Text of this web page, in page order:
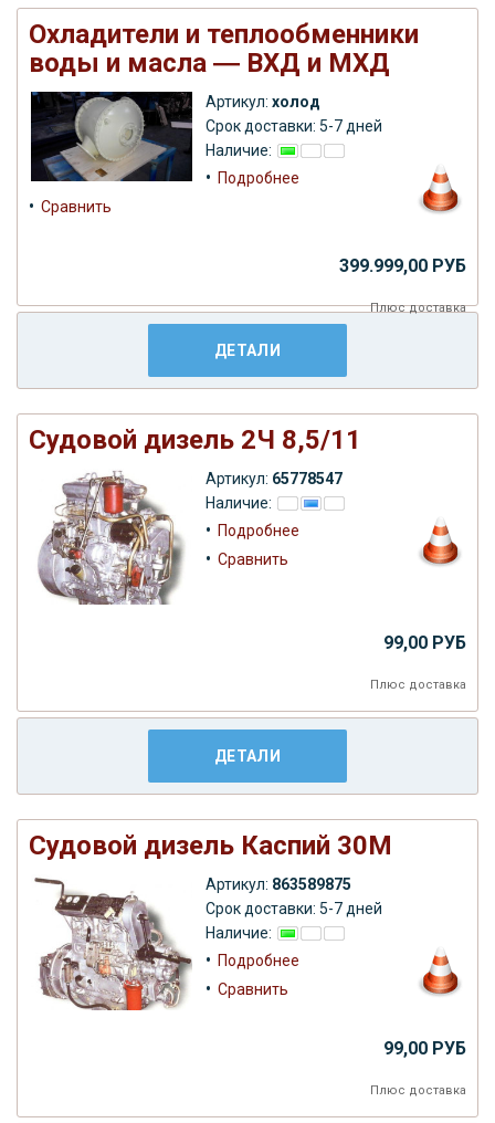
Охладители и теплообменники
воды и масла ― ВХД и МХД
Артикул: холод
Срок доставки: 5-7 дней
Наличие:
• Подробнее
• Сравнить
399.999,00 РУБ
Плюсдоставка
ДЕТАЛИ
Судовой дизель 2Ч 8,5/11
Артикул: 65778547
Наличие:
• Подробнее
• Сравнить
99,00 РУБ
Плюс доставка
ДЕТАЛИ
Судовой дизель Каспий 30М
Артикул: 863589875
Срок доставки: 5-7 дней
Наличие:
• Подробнее
• Сравнить
99,00 РУБ
Плюс доставка